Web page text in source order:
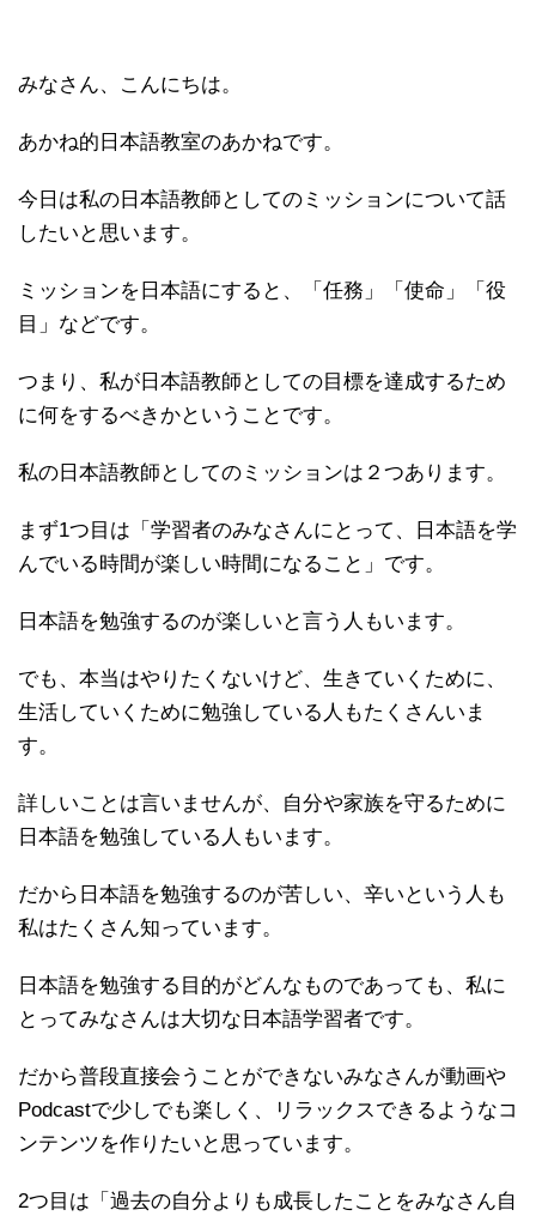
みなさん、こんにちは。
あかね的日本語教室のあかねです。
今日は私の日本語教師としてのミッションについて話
したいと思います。
ミッションを日本語にすると、「任務」「使命」「役
目」などです。
つまり、私が日本語教師としての目標を達成するため
に何をするべきかということです。
私の日本語教師としてのミッションは２つあります。
まず1つ目は「学習者のみなさんにとって、日本語を学
んでいる時間が楽しい時間になること」です。
日本語を勉強するのが楽しいと言う人もいます。
でも、本当はやりたくないけど、生きていくために、
生活していくために勉強している人もたくさんいま
す。
詳しいことは言いませんが、自分や家族を守るために
日本語を勉強している人もいます。
だから日本語を勉強するのが苦しい、辛いという人も
私はたくさん知っています。
日本語を勉強する目的がどんなものであっても、私に
とってみなさんは大切な日本語学習者です。
だから普段直接会うことができないみなさんが動画や
Podcastで少しでも楽しく、リラックスできるようなコ
ンテンツを作りたいと思っています。
2つ目は「過去の自分よりも成長したことをみなさん自